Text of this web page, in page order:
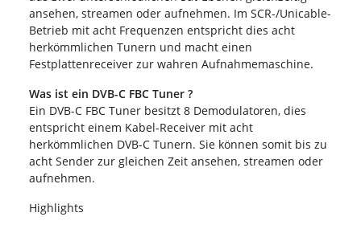
ansehen, streamen oder aufnehmen. Im SCR-/Unicable-
Betrieb mit acht Frequenzen entspricht dies acht
herkömmlichen Tunern und macht einen
Festplattenreceiver zur wahren Aufnahmemaschine.
Was ist ein DVB-C FBC Tuner ?
Ein DVB-C FBC Tuner besitzt 8 Demodulatoren, dies
entspricht einem Kabel-Receiver mit acht
herkömmlichen DVB-C Tunern. Sie können somit bis zu
acht Sender zur gleichen Zeit ansehen, streamen oder
aufnehmen.
Highlights